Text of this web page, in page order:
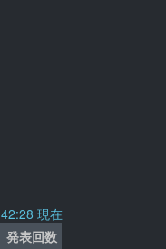
現在
発表回数